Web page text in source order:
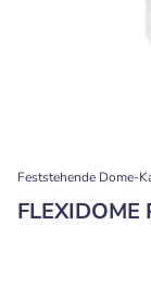
Feststehende Dome-